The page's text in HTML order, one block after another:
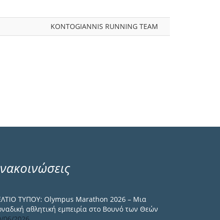
KONTOGIANNIS RUNNING TEAM
ΤΥΠΟΥ: Olympus Marathon 2026 – Μια
αθλητική εμπειρία στο Βουνό των Θεών